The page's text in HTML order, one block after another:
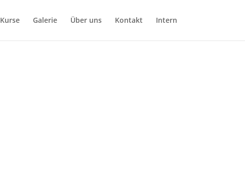
Kurse Galerie Über uns Kontakt Intern